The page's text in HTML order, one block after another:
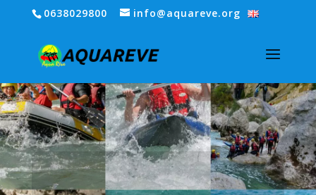
0638029800 info@aquareve.org